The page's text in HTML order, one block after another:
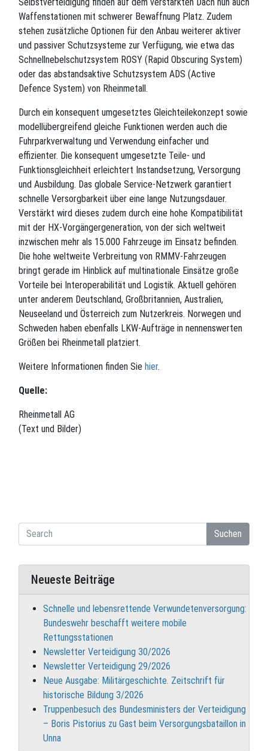
Selbstverteidigung finden auf dem verstärkten Dach nun auch
Waffenstationen mit schwerer Bewaffnung Platz. Zudem
stehen zusätzliche Optionen für den Anbau weiterer aktiver
und passiver Schutzsysteme zur Verfügung, wie etwa das
Schnellnebelschutzsystem ROSY (Rapid Obscuring System)
oder das abstandsaktive Schutzsystem ADS (Active
Defence System) von Rheinmetall.
Durch ein konsequent umgesetztes Gleichteilekonzept sowie
modellübergreifend gleiche Funktionen werden auch die
Fuhrparkverwaltung und Verwendung einfacher und
effizienter. Die konsequent umgesetzte Teile- und
Funktionsgleichheit erleichtert Instandsetzung, Versorgung
und Ausbildung. Das globale Service-Netzwerk garantiert
schnelle Versorgbarkeit über eine lange Nutzungsdauer.
Verstärkt wird dieses zudem durch eine hohe Kompatibilität
mit der HX-Vorgängergeneration, von der sich weltweit
inzwischen mehr als 15.000 Fahrzeuge im Einsatz befinden.
Die hohe weltweite Verbreitung von RMMV-Fahrzeugen
bringt gerade im Hinblick auf multinationale Einsätze große
Vorteile bei Interoperabilität und Logistik. Aktuell gehören
unter anderem Deutschland, Großbritannien, Australien,
Neuseeland und Österreich zum Nutzerkreis. Norwegen und
Schweden haben ebenfalls LKW-Aufträge in nennenswerten
Größen bei Rheinmetall platziert.
Weitere Informationen finden Sie hier.
Quelle:
Rheinmetall AG
(Text und Bilder)
Suchen
Neueste Beiträge
Schnelle und lebensrettende Verwundetenversorgung:
Bundeswehr beschafft weitere mobile
Rettungsstationen
Newsletter Verteidigung 30/2026
Newsletter Verteidigung 29/2026
Neue Ausgabe: Militärgeschichte. Zeitschrift für
historische Bildung 3/2026
Truppenbesuch des Bundesministers der Verteidigung
– Boris Pistorius zu Gast beim Versorgungsbataillon in
Unna